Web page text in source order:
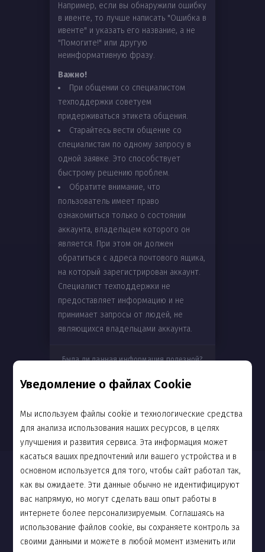
Уведомление о файлах Cookie
Мы используем файлы cookie и технологические средства
для анализа использования наших ресурсов, в целях
улучшения и развития сервиса. Эта информация может
касаться ваших предпочтений или вашего устройства и в
основном используется для того, чтобы сайт работал так,
как вы ожидаете. Эти данные обычно не идентифицируют
вас напрямую, но могут сделать ваш опыт работы в
интернете более персонализируемым. Соглашаясь на
использование файлов cookie, вы сохраняете контроль за
своими данными и можете в любой момент изменить или
Например, если вы обнаружили ошибку
в ивенте, то лучше написать "Ошибка в
ивенте" и указать его название, а не
"Помогите!" или другую
неинформативную фразу.
Важно!
При общении со специалистом
техподдержки советуем
придерживаться этикета общения.
Старайтесь вести общение со
специалистам по одному запросу в
одной заявке. Это способствует
быстрому решению проблем.
Обратите внимание, что
пользователь имеет право
ознакомиться только о состоянии
аккаунта, владельцем которого он
является. При этом он должен
обратиться с адреса почтового ящика,
на который зарегистрирован аккаунт.
Специалист техподдержки не
предоставляет информацию и не
принимает запросы от людей, не
являющихся владельцами аккаунта.
Была ли данная информация полезной?
Да Нет
Новости
Поддержка
О компании